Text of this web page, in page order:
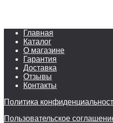
Главная
Каталог
О магазине
Гарантия
Доставка
Отзывы
Контакты
Политика
Пользовательское